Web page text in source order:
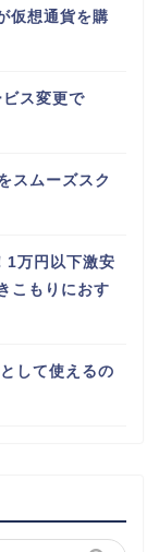
仮想通貨を購
ス変更で
スムーズスク
1万円以下激安
こもりにおす
して使えるの